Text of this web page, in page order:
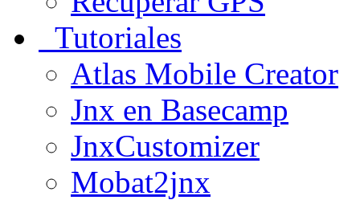
Tutoriales
Atlas Mobile Creator
Jnx en Basecamp
JnxCustomizer
Mobat2jnx